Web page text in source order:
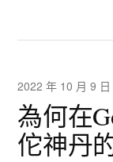
2022 年 10 月 9 日
為何在
佗神丹